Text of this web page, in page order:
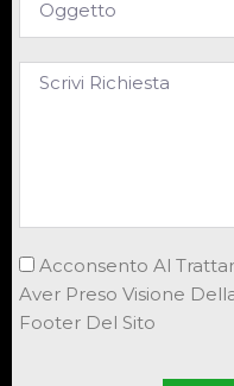
Acconsento Al
Aver Preso Visione
Footer Del Sito